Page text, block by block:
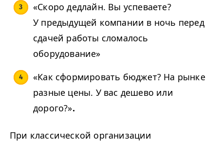
«Скоро дедлайн. Вы успеваете?
У предыдущей компании в ночь перед
сдачей работы сломалось
оборудование»
«Как сформировать бюджет? На рынке
разные цены. У вас дешево или
дорого?».
При классической организации